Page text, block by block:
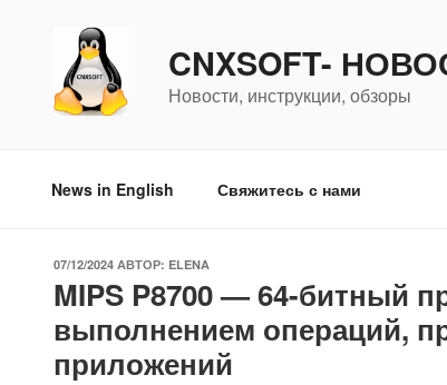
содержимому
CNXSOFT-
Новости, инструкции, обзоры
News in English Свяжитесь с нами
ОПУБЛИКОВАНО
07/12/2024 АВТОР: ELENA
MIPS P8700 — 64-битный
выполнением операций,
приложений